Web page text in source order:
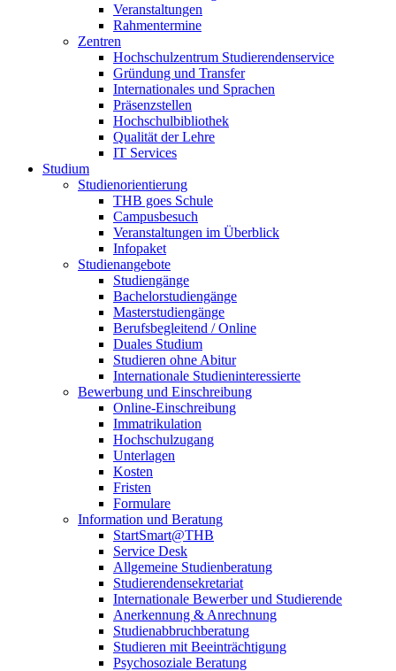
Veranstaltungen
Rahmentermine
Zentren
Hochschulzentrum Studierendenservice
Gründung und Transfer
Internationales und Sprachen
Präsenzstellen
Hochschulbibliothek
Qualität der Lehre
IT Services
Studium
Studienorientierung
THB goes Schule
Campusbesuch
Veranstaltungen im Überblick
Infopaket
Studienangebote
Studiengänge
Bachelorstudiengänge
Masterstudiengänge
Berufsbegleitend / Online
Duales Studium
Studieren ohne Abitur
Internationale Studieninteressierte
Bewerbung und Einschreibung
Online-Einschreibung
Immatrikulation
Hochschulzugang
Unterlagen
Kosten
Fristen
Formulare
Information und Beratung
StartSmart@THB
Service Desk
Allgemeine Studienberatung
Studierendensekretariat
Internationale Bewerber und Studierende
Anerkennung & Anrechnung
Studienabbruchberatung
Studieren mit Beeinträchtigung
Psychosoziale Beratung